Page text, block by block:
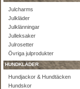
Julcharms
Julkläder
Julklänningar
Julleksaker
Julrosetter
Övriga julprodukter
HUNDKLÄDER
Hundjackor & Hundtäcken
Hundskor